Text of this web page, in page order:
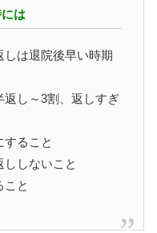
は
しは退院後早い時期
返し～3割、返しすぎ
すること
ししないこと
こと